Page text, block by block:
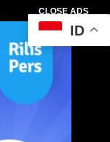
CLOSE ADS
ID